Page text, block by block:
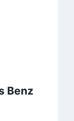
Benz